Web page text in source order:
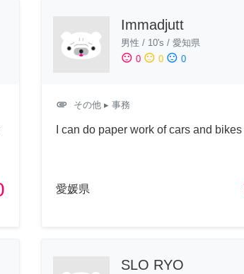
Immadjutt
男性 / 10's / 愛知県
sentiment_satisfied 0 sentiment_neutral 0 sentiment_dissatisfied 0
attachment その他▸ 事務
I can do paper work of cars and bikes
愛媛県
SLO RYO